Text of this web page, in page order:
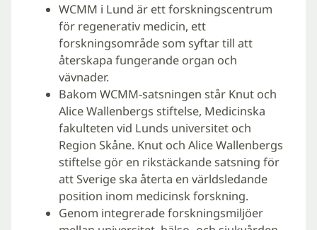
WCMM i Lund är ett forskningscentrum
för regenerativ medicin, ett
forskningsområde som syftar till att
återskapa fungerande organ och
vävnader.
Bakom WCMM-satsningen står Knut och
Alice Wallenbergs stiftelse, Medicinska
fakulteten vid Lunds universitet och
Region Skåne. Knut och Alice Wallenbergs
stiftelse gör en rikstäckande satsning för
att Sverige ska återta en världsledande
position inom medicinsk forskning.
Genom integrerade forskningsmiljöer